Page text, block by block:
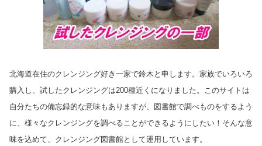
北海道在住のクレンジング好き一家で鈴木と申します。家族でいろいろ
購入し、試したクレンジングは200種近くになりました。このサイトは
自分たちの備忘録的な意味もありますが、図書館で調べものをするよう
に、様々なクレンジングを調べることができるようにしたい！そんな意
味を込めて、クレンジング図書館として運用しています。